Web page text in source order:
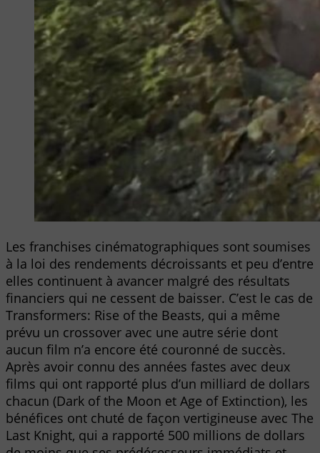
Les franchises cinématographiques sont soumises
à la loi des rendements décroissants et peu d’entre
elles continuent à avancer malgré des résultats
financiers qui ne cessent de baisser. C’est le cas de
Transformers: Rise of the Beasts, qui a même
prévu un crossover avec une autre série dont
aucun film n’a encore été couronné de succès.
Après avoir connu des années fastes avec deux
films qui ont rapporté plus d’un milliard de dollars
chacun (Dark of the Moon et Age of Extinction), les
bénéfices ont chuté de façon vertigineuse avec The
Last Knight, qui a rapporté 500 millions de dollars